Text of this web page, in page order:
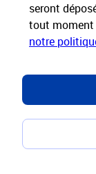
seront
tout
notre
Informations
Plan du site